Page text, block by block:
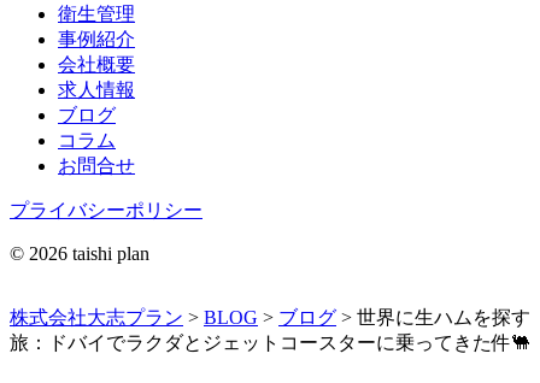
衛生管理
事例紹介
会社概要
求人情報
ブログ
コラム
お問合せ
プライバシーポリシー
© 2026 taishi plan
株式会社大志プラン > BLOG > ブログ > 世界に生ハムを探す
旅：ドバイでラクダとジェットコースターに乗ってきた件🐫